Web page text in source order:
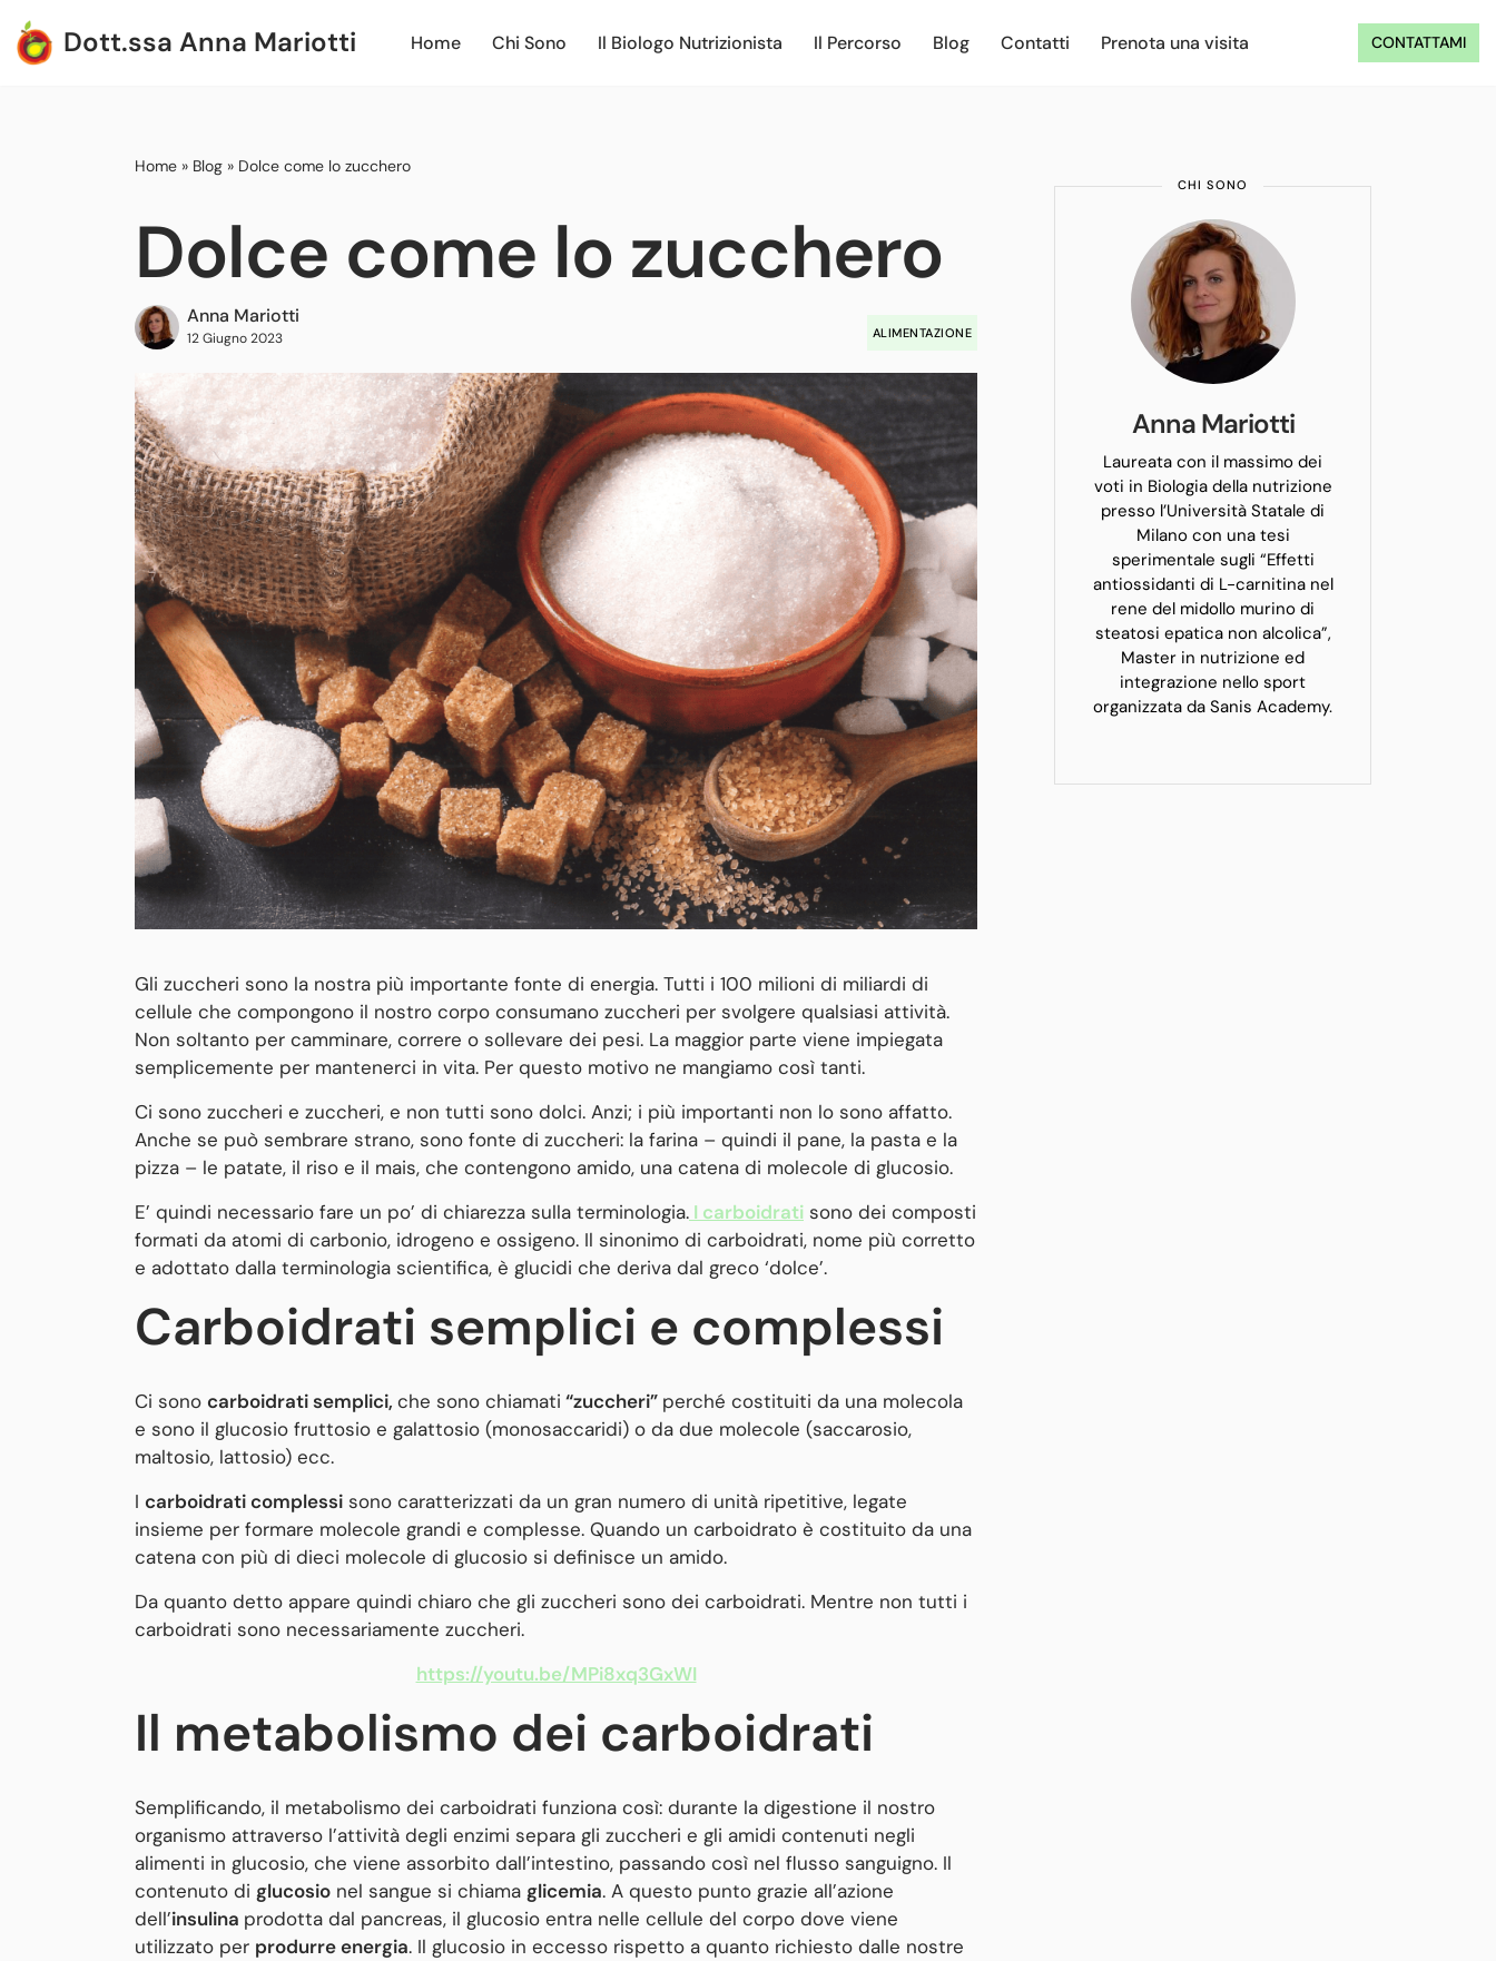
Vai
Dott.ssa Anna Mariotti Home Chi Sono Il Biologo Nutrizionista Il Percorso Blog Contatti Prenota una visita CONTATTAMI
Home » Blog » Dolce come lo zucchero
Dolce come lo zucchero
Anna Mariotti
12 Giugno 2023 ALIMENTAZIONE
Gli zuccheri sono la nostra più importante fonte di energia. Tutti i 100 milioni di miliardi di
cellule che compongono il nostro corpo consumano zuccheri per svolgere qualsiasi attività.
Non soltanto per camminare, correre o sollevare dei pesi. La maggior parte viene impiegata
semplicemente per mantenerci in vita. Per questo motivo ne mangiamo così tanti.
Ci sono zuccheri e zuccheri, e non tutti sono dolci. Anzi; i più importanti non lo sono affatto.
Anche se può sembrare strano, sono fonte di zuccheri: la farina – quindi il pane, la pasta e la
pizza – le patate, il riso e il mais, che contengono amido, una catena di molecole di glucosio.
E’ quindi necessario fare un po’ di chiarezza sulla terminologia. I carboidrati sono dei composti
formati da atomi di carbonio, idrogeno e ossigeno. Il sinonimo di carboidrati, nome più corretto
e adottato dalla terminologia scientifica, è glucidi che deriva dal greco ‘dolce’.
Carboidrati semplici e complessi
Ci sono carboidrati semplici, che sono chiamati “zuccheri” perché costituiti da una molecola
e sono il glucosio fruttosio e galattosio (monosaccaridi) o da due molecole (saccarosio,
maltosio, lattosio) ecc.
I carboidrati complessi sono caratterizzati da un gran numero di unità ripetitive, legate
insieme per formare molecole grandi e complesse. Quando un carboidrato è costituito da una
catena con più di dieci molecole di glucosio si definisce un amido.
Da quanto detto appare quindi chiaro che gli zuccheri sono dei carboidrati. Mentre non tutti i
carboidrati sono necessariamente zuccheri.
https://youtu.be/MPi8xq3GxWI
Il metabolismo dei carboidrati
Semplificando, il metabolismo dei carboidrati funziona così: durante la digestione il nostro
organismo attraverso l’attività degli enzimi separa gli zuccheri e gli amidi contenuti negli
alimenti in glucosio, che viene assorbito dall’intestino, passando così nel flusso sanguigno. Il
contenuto di glucosio nel sangue si chiama glicemia. A questo punto grazie all’azione
dell’insulina prodotta dal pancreas, il glucosio entra nelle cellule del corpo dove viene
utilizzato per produrre energia. Il glucosio in eccesso rispetto a quanto richiesto dalle nostre
CHI SONO
Anna Mariotti
Laureata con il massimo dei
voti in Biologia della nutrizione
presso l’Università Statale di
Milano con una tesi
sperimentale sugli “Effetti
antiossidanti di L-carnitina nel
rene del midollo murino di
steatosi epatica non alcolica”,
Master in nutrizione ed
integrazione nello sport
organizzata da Sanis Academy.